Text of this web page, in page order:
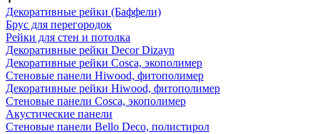
Декоративные рейки (Баффели)
Брус для перегородок
Рейки для стен и потолка
Декоративные рейки Decor Dizayn
Декоративные рейки Cosca, экополимер
Стеновые панели Hiwood, фитополимер
Декоративные рейки Hiwood, фитополимер
Стеновые панели Cosca, экополимер
Акустические панели
Стеновые панели Bello Deco, полистирол